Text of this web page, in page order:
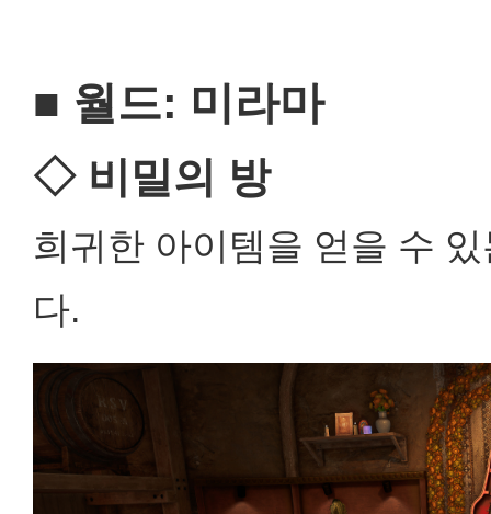
■ 월드: 미라마
◇ 비밀의 방
희귀한 아이템을 얻을 수
다.